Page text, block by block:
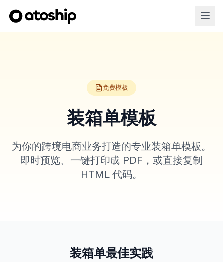
免费模板
装箱单模板
为你的跨境电商业务打造的专业装箱单模板。
即时预览、一键打印成 PDF，或直接复制
HTML 代码。
装箱单最佳实践